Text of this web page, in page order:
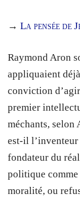
→La pensée de
Raymond Aron
appliquaient
conviction
premier
méchants, selon
est-il l’inventeur
fondateur du
politique comme
moralité, ou